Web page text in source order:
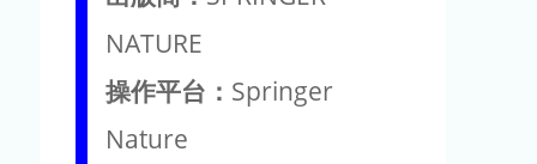
NATURE
操作平台： Springer
Nature